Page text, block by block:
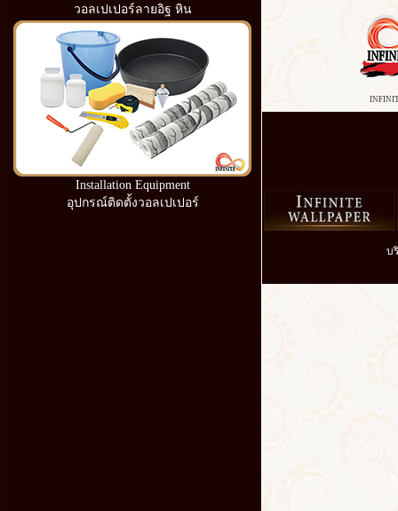
วอลเปเปอร์ลายอิฐ หิน
Installation Equipment
อุปกรณ์ติดตั้งวอลเปเปอร์
บ